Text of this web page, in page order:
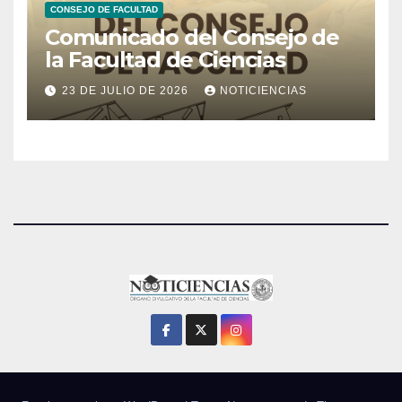
CONSEJO DE FACULTAD
Comunicado del Consejo de
la Facultad de Ciencias
23 DE JULIO DE 2026 NOTICIENCIAS